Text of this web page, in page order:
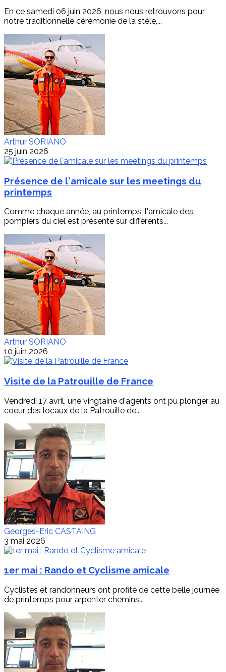
En ce samedi 06 juin 2026, nous nous retrouvons pour
notre traditionnelle cérémonie de la stèle,...
Arthur SORIANO
25 juin 2026
Présence de l'amicale sur les meetings du
printemps
Comme chaque année, au printemps, l'amicale des
pompiers du ciel est présente sur différents...
Arthur SORIANO
10 juin 2026
Visite de la Patrouille de France
Vendredi 17 avril, une vingtaine d'agents ont pu plonger au
coeur des locaux de la Patrouille de...
Georges-Eric CASTAING
3 mai 2026
1er mai : Rando et Cyclisme amicale
Cyclistes et randonneurs ont profité de cette belle journée
de printemps pour arpenter chemins...